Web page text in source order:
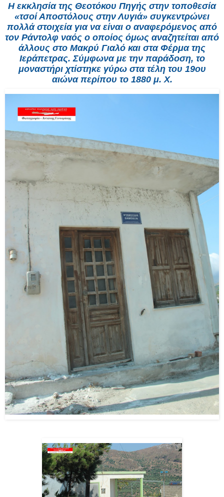
Η εκκλησία της Θεοτόκου Πηγής στην τοποθεσία
«τσοί Αποστόλους στην Λυγιά» συγκεντρώνει
πολλά στοιχεία για να είναι ο αναφερόμενος από
τον Ράντολφ ναός ο οποίος όμως αναζητείται από
άλλους στο Μακρύ Γιαλό και στα Φέρμα της
Ιεράπετρας. Σύμφωνα με την παράδοση, το
μοναστήρι χτίστηκε γύρω στα τέλη του 19ου
αιώνα περίπου το 1880 μ. Χ.